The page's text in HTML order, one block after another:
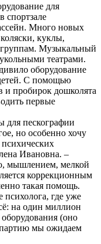
для
спортзале
Много новых
куклы,
Музыкальный
театрами.
оборудование
С помощью
и пробирок дошколята
первые
для пескографии
но особенно хочу
психических
Ивановна. –
мышлением, мелкой
коррекционным
такая помощь.
психолога, где уже
на один миллион
(оно
партию мы ожидаем